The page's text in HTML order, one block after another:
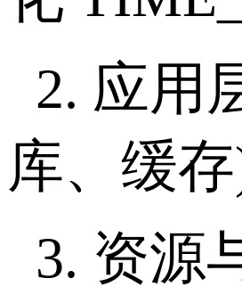
2. 应用
库、缓存
3. 资源